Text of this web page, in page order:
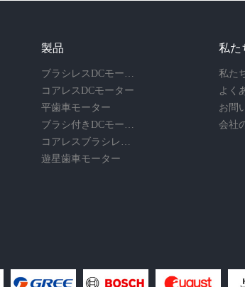
製品
コアレスDCモーター
平歯車モーター
遊星歯車モーター
私た
私た
よく
お問